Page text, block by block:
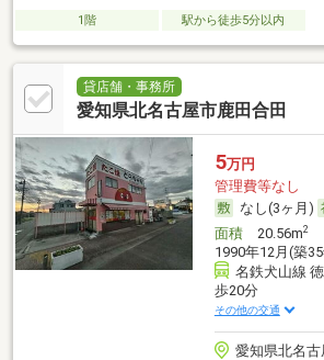
1階 駅から徒歩5分以内
貸店舗・事務所
愛知県北名古屋市鹿田合田
5万円
管理費等なし
なし(3ヶ月)
面積20.56m2
1990年12月(築
名鉄犬山線
歩20分
その他の交通
愛知県北名古